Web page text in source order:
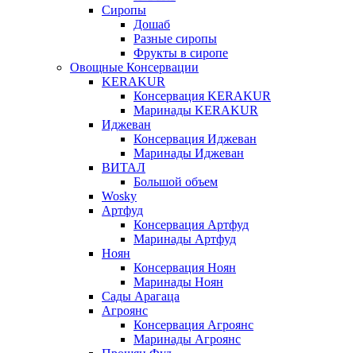
Сиропы
Дошаб
Разные сиропы
Фрукты в сиропе
Овощные Консервации
KERAKUR
Консервация KERAKUR
Маринады KERAKUR
Иджеван
Консервация Иджеван
Маринады Иджеван
ВИТАЛ
Большой объем
Wosky
Артфуд
Консервация Артфуд
Маринады Артфуд
Ноян
Консервация Ноян
Маринады Ноян
Сады Арагаца
Агроянс
Консервация Агроянс
Маринады Агроянс